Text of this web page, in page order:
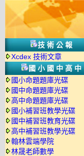
技術公報
Xcdex 技術文章
國小國中高中
國小命題題庫光碟
國中命題題庫光碟
高中命題題庫光碟
國小補習班教學光碟
國中補習班教育光碟
高中補習班教學光碟
翰林雲端學院
林晟老師數學